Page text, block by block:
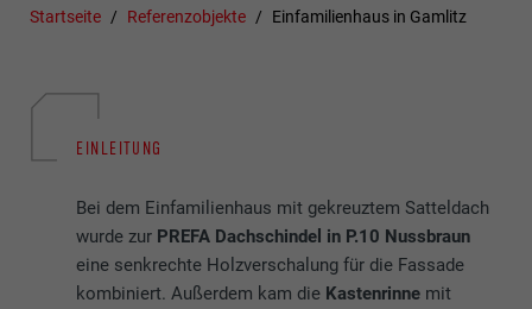
Startseite Referenzobjekte Einfamilienhaus in Gamlitz
EINLEITUNG
Bei dem Einfamilienhaus mit gekreuztem Satteldach
wurde zur PREFA Dachschindel in P.10 Nussbraun
eine senkrechte Holzverschalung für die Fassade
kombiniert. Außerdem kam die Kastenrinne mit